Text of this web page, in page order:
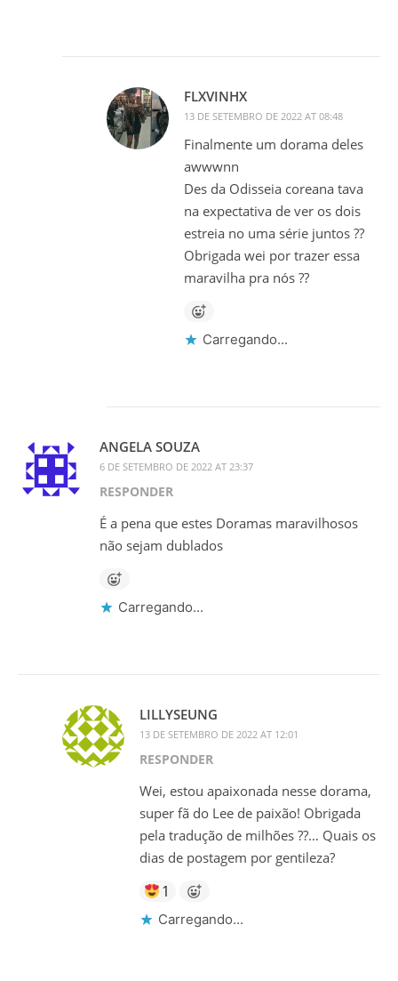
FLXVINHX
13 DE SETEMBRO DE 2022 AT 08:48
Finalmente um dorama deles
awwwnn
Des da Odisseia coreana tava
na expectativa de ver os dois
estreia no uma série juntos ??
Obrigada wei por trazer essa
maravilha pra nós ??
Carregando...
ANGELA SOUZA
6 DE SETEMBRO DE 2022 AT 23:37
RESPONDER
É a pena que estes Doramas maravilhosos
não sejam dublados
Carregando...
LILLYSEUNG
13 DE SETEMBRO DE 2022 AT 12:01
RESPONDER
Wei, estou apaixonada nesse dorama,
super fã do Lee de paixão! Obrigada
pela tradução de milhões ??… Quais os
dias de postagem por gentileza?
1
Carregando...